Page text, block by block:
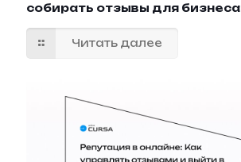
собирать отзывы для бизнеса
Читать далее